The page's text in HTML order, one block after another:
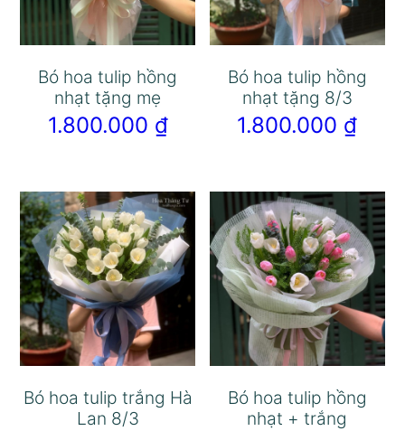
Bó hoa tulip hồng
nhạt tặng mẹ
1.800.000 ₫
Bó hoa tulip hồng
nhạt tặng 8/3
1.800.000 ₫
Bó hoa tulip trắng Hà
Lan 8/3
Bó hoa tulip hồng
nhạt + trắng